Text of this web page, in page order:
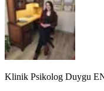
Klinik Psikolog Duygu